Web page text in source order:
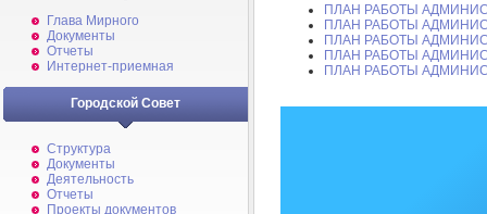
Глава Мирного
Документы
Отчеты
Интернет-приемная
Городской Совет
Структура
Документы
Деятельность
Отчеты
Проекты документов
ПЛАН РАБОТЫ
ПЛАН РАБОТЫ
ПЛАН РАБОТЫ
ПЛАН РАБОТЫ
ПЛАН РАБОТЫ